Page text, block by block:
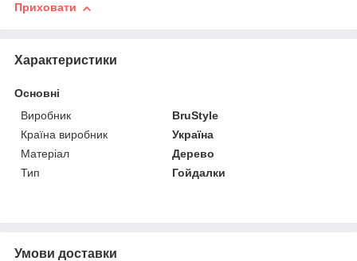
Приховати
Характеристики
Основні
Виробник
BruStyle
Країна виробник
Україна
Матеріал
Дерево
Тип
Гойдалки
Умови доставки